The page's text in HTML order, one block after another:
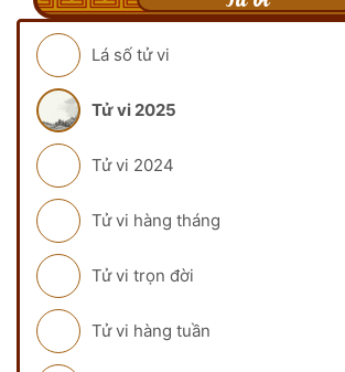
Lá số tử vi
Tử vi 2025
Tử vi 2024
Tử vi hàng tháng
Tử vi trọn đời
Tử vi hàng tuần